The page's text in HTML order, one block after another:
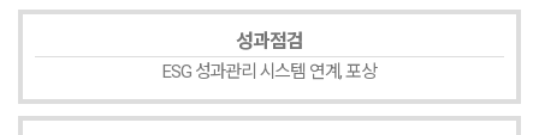
성과점검
ESG 성과관리 시스템 연계, 포상